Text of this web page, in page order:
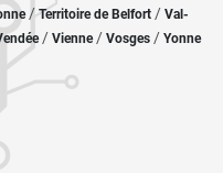
/Territoire de Belfort / Val-
/ Vienne/ Vosges / Yonne